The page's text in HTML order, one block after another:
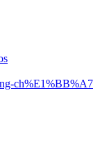
ch%E1%BB%A7